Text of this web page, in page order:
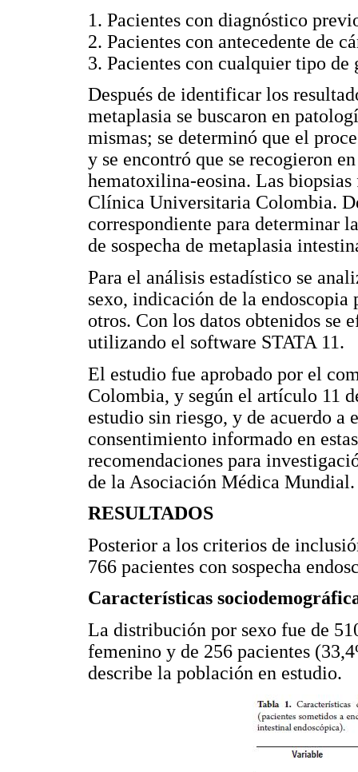
1. Pacientes con diagnóstico
2. Pacientes con antecedente de
3. Pacientes con cualquier tipo de
Después de identificar los
metaplasia se buscaron en
mismas; se determinó que el
y se encontró que se recogieron
hematoxilina-eosina. Las
Clínica Universitaria Colombia.
correspondiente para determinar
de sospecha de metaplasia
Para el análisis estadístico se
sexo, indicación de la endoscopia
otros. Con los datos obtenidos se
utilizando el software STATA 11.
El estudio fue aprobado por el
Colombia, y según el artículo 11
estudio sin riesgo, y de acuerdo a
consentimiento informado en
recomendaciones para
de la Asociación Médica Mundial.
RESULTADOS
Posterior a los criterios de
766 pacientes con sospecha
Características
La distribución por sexo fue de
femenino y de 256 pacientes
describe la población en estudio.